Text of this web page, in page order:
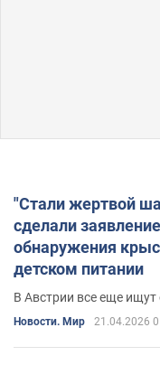
"Стали жертвой
сделали
обнаружения
детском питании
В Австрии все еще
Новости. Мир 21.04.2026